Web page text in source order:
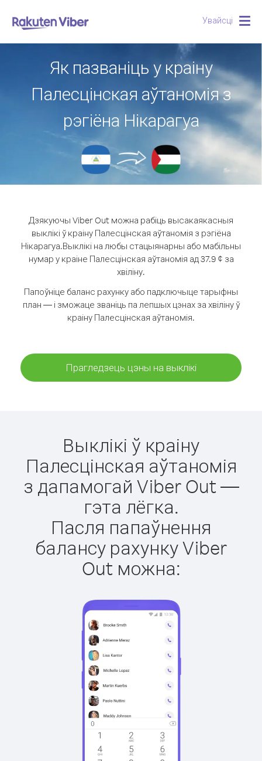
Увайсці
Як пазваніць у краіну
Палесцінская аўтаномія з
рэгіёна Нікарагуа
Дзякуючы Viber Out можна рабіць высакаякасныя
выклікі ў краіну Палесцінская аўтаномія з рэгіёна
Нікарагуа.Выклікі на любы стацыянарны або мабільны
нумар у краіне Палесцінская аўтаномія ад 37.9 ¢ за
хвіліну.
Папоўніце баланс рахунку або падключыце тарыфны
план — і зможаце званіць па лепшых цэнах за хвіліну ў
краіну Палесцінская аўтаномія.
Прагледзець цэны на выклікі
Выклікі ў краіну
Палесцінская аўтаномія
з дапамогай Viber Out —
гэта лёгка.
Пасля папаўнення
балансу рахунку Viber
Out можна: